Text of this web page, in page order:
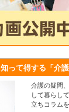
知って得する 「介
介護の疑問
して暮らし
立ちコラム